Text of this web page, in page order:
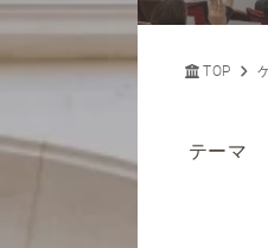
TOP
テーマ